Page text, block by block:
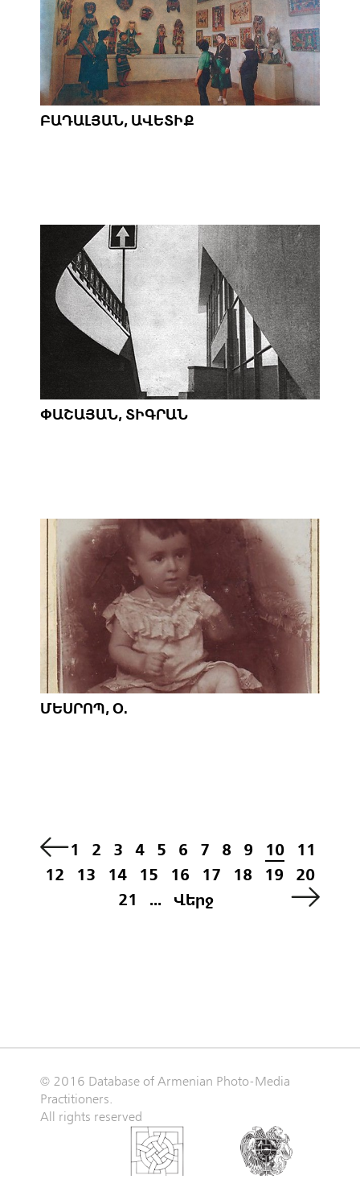
ԲԱԴԱԼՅԱՆ, ԱՎԵՏԻՔ
ՓԱՇԱՅԱՆ, ՏԻԳՐԱՆ
ՄԵՍՐՈՊ, Օ.
1 2 3 4 5 6 7 8 9 10
11
12
13 14 15 16 17 18 19
20
21
... Վերջ
© 2016 Database of Armenian Photo-Media
Practitioners.
All rights reserved